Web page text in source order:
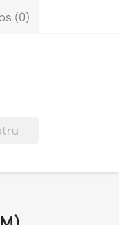
(0)